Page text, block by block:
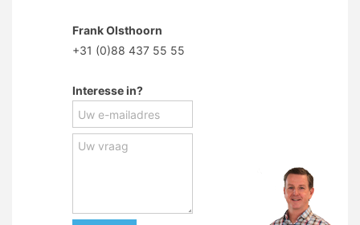
Frank Olsthoorn
+31 (0)88 437 55 55
Interesse in?